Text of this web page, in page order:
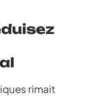
rimait